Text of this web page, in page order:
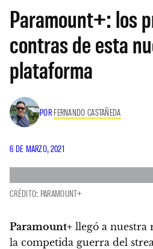
Paramount+: los
contras de esta
plataforma
POR FERNANDO CASTAÑEDA
6 DE MARZO, 2021
CRÉDITO: PARAMOUNT+
Paramount+ llegó a nuestra
la competida guerra del